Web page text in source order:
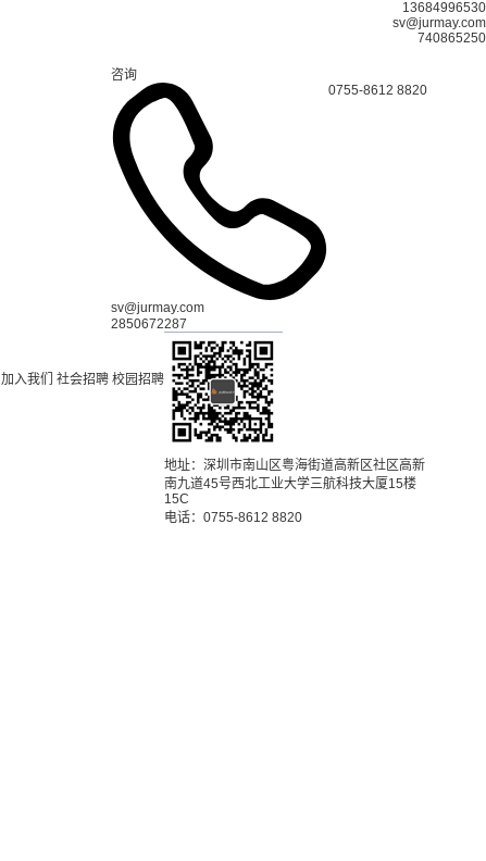
13684996530
sv@jurmay.com
740865250
咨询
0755-8612 8820
sv@jurmay.com
2850672287
加入我们 社会招聘 校园招聘
地址：深圳市南山区粤海街道高新区社区高新
南九道45号西北工业大学三航科技大厦15楼
15C
电话：0755-8612 8820